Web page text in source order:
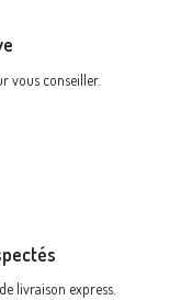
vous conseiller.
livraison express.